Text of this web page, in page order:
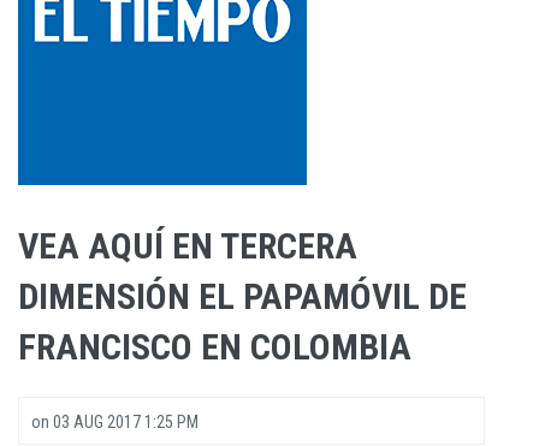
VEA AQUÍ EN TERCERA
DIMENSIÓN EL PAPAMÓVIL DE
FRANCISCO EN COLOMBIA
on 03 AUG 2017 1:25 PM